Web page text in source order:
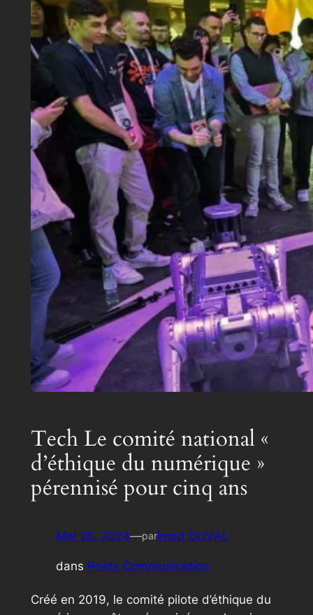
Tech Le comité national «
d’éthique du numérique »
pérennisé pour cinq ans
Mai 26, 2024—parImad DUVAL
dans Posts Communication
Créé en 2019, le comité pilote d’éthique du